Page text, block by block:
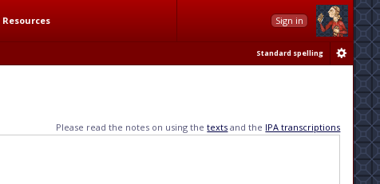
Resources Sign in
Standard spelling
Please read the notes on using thetexts and the IPA transcriptions